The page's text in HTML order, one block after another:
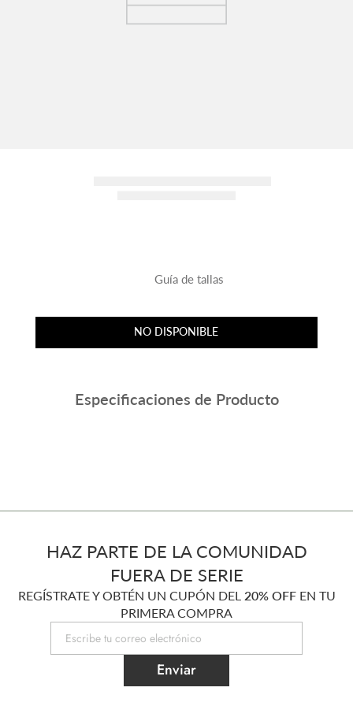
Guía de tallas
NO DISPONIBLE
Especificaciones de Producto
HAZ PARTE DE LA COMUNIDAD
FUERA DE SERIE
REGÍSTRATE Y OBTÉN UN CUPÓN DEL 20% OFFEN TU
PRIMERA COMPRA
Enviar